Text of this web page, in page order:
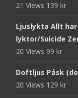
21 Views 139 kr
Ljuslykta Allt
lyktor/Suicide
20 Views 99 kr
Doftljus Påsk
20 Views 129 kr